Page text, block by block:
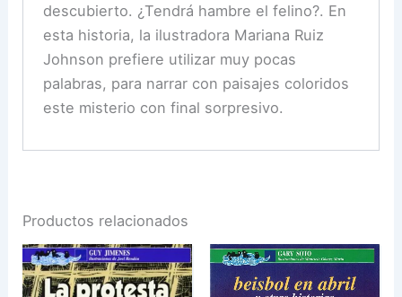
descubierto. ¿Tendrá hambre el felino?. En
esta historia, la ilustradora Mariana Ruiz
Johnson prefiere utilizar muy pocas
palabras, para narrar con paisajes coloridos
este misterio con final sorpresivo.
Productos relacionados